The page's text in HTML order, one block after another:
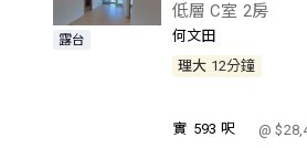
露台
低層 C室 2房
何文田
理大 12分鐘
實 593 呎 @